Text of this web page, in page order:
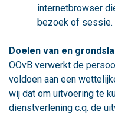
internetbrowser
bezoek of sessie.
Doelen van en
OOvB verwerkt de
voldoen aan een
wij dat om uitvoering te
dienstverlening c.q. de